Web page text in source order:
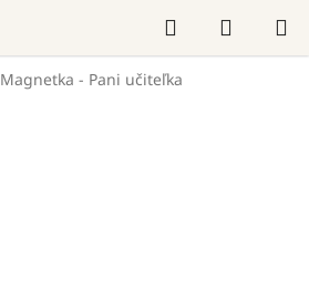
Hľadať
KOŠÍK
Magnetka - Pani učiteľka